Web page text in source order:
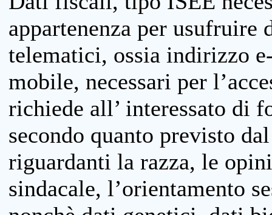
appartenenza per
telematici, ossia indirizzo
mobile, necessari per
richiede all’ interessato di
secondo quanto previsto
riguardanti la razza, le
sindacale, l’orientamento